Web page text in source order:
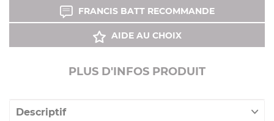
FRANCIS BATT RECOMMANDE
AIDE AU CHOIX
PLUS D'INFOS PRODUIT
Descriptif